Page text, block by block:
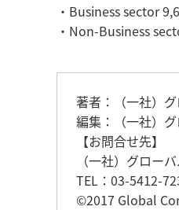
・Business sector
・Non-Business
著者：（一社）
編集：（一社）
【お問合せ先】
（一社）グロー
TEL：03-5412-
©2017 Global